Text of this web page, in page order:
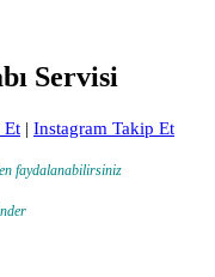
Servisi
Et | Instagram Takip Et
faydalanabilirsiniz